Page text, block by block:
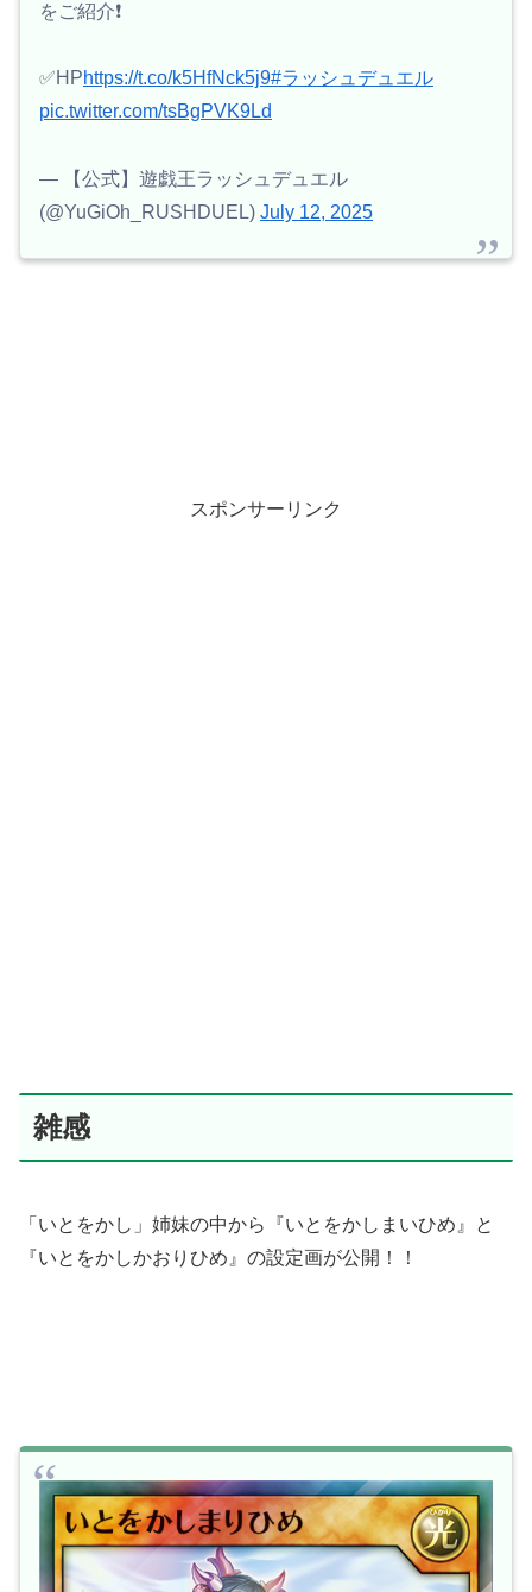
をご紹介❗️
✅HPhttps://t.co/k5HfNck5j9#ラッシュデュエル
pic.twitter.com/tsBgPVK9Ld
— 【公式】遊戯王ラッシュデュエル
(@YuGiOh_RUSHDUEL) July 12, 2025
スポンサーリンク
雑感
「いとをかし」姉妹の中から『いとをかしまいひめ』と
『いとをかしかおりひめ』の設定画が公開！！